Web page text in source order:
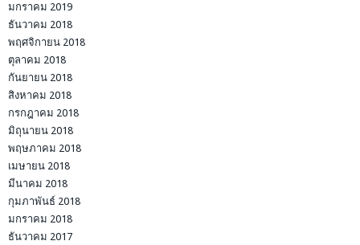
มกราคม 2019
ธันวาคม 2018
พฤศจิกายน 2018
ตุลาคม 2018
กันยายน 2018
สิงหาคม 2018
กรกฎาคม 2018
มิถุนายน 2018
พฤษภาคม 2018
เมษายน 2018
มีนาคม 2018
กุมภาพันธ์ 2018
มกราคม 2018
ธันวาคม 2017